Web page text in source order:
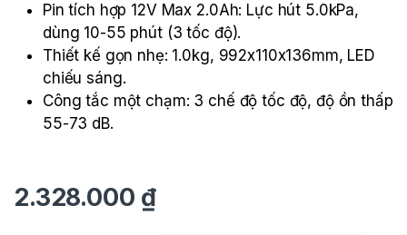
Pin tích hợp 12V Max 2.0Ah: Lực hút 5.0kPa,
dùng 10-55 phút (3 tốc độ).
Thiết kế gọn nhẹ: 1.0kg, 992x110x136mm, LED
chiếu sáng.
Công tắc một chạm: 3 chế độ tốc độ, độ ồn thấp
55-73 dB.
2.328.000 ₫